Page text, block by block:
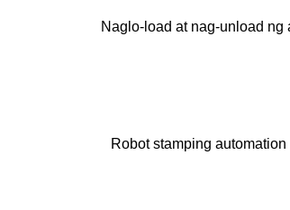
Naglo-load at nag-unload
Robot stamping